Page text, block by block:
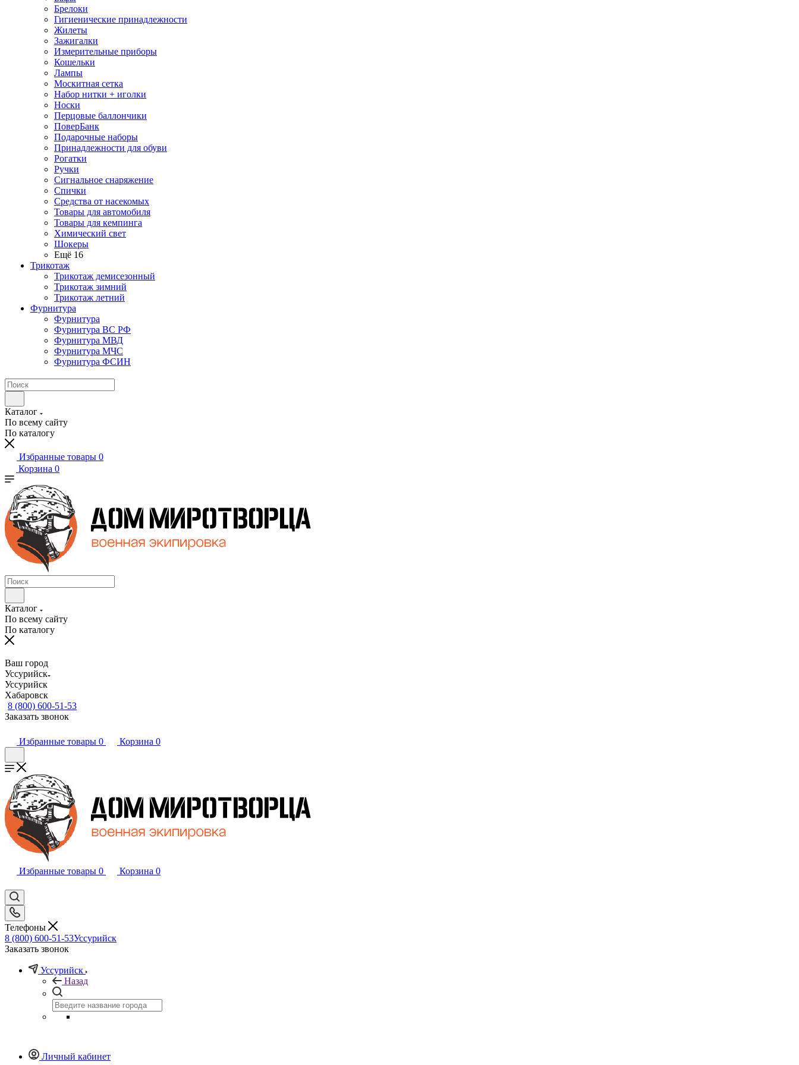
Брелоки
Гигиенические принадлежности
Жилеты
Зажигалки
Измерительные приборы
Кошельки
Лампы
Москитная сетка
Набор нитки + иголки
Носки
Перцовые баллончики
ПоверБанк
Подарочные наборы
Принадлежности для обуви
Рогатки
Ручки
Сигнальное снаряжение
Спички
Средства от насекомых
Товары для автомобиля
Товары для кемпинга
Химический свет
Шокеры
Ещё 16
Трикотаж
Трикотаж демисезонный
Трикотаж зимний
Трикотаж летний
Фурнитура
Фурнитура
Фурнитура ВС РФ
Фурнитура МВД
Фурнитура МЧС
Фурнитура ФСИН
Каталог
По всему сайту
По каталогу
Избранные товары 0
Корзина 0
Каталог
По всему сайту
По каталогу
Ваш город
Уссурийск
Уссурийск
Хабаровск
8 (800) 600-51-53
Заказать звонок
Избранные товары 0 Корзина 0
Избранные товары 0 Корзина 0
Телефоны
8 (800) 600-51-53Уссурийск
Заказать звонок
Уссурийск
Назад
Личный кабинет